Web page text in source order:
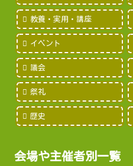
教養・実用・講座
イベント
議会
祭礼
歴史
会場や主催者別一覧